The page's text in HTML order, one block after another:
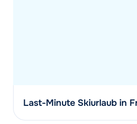
Last-Minute Skiurlaub in